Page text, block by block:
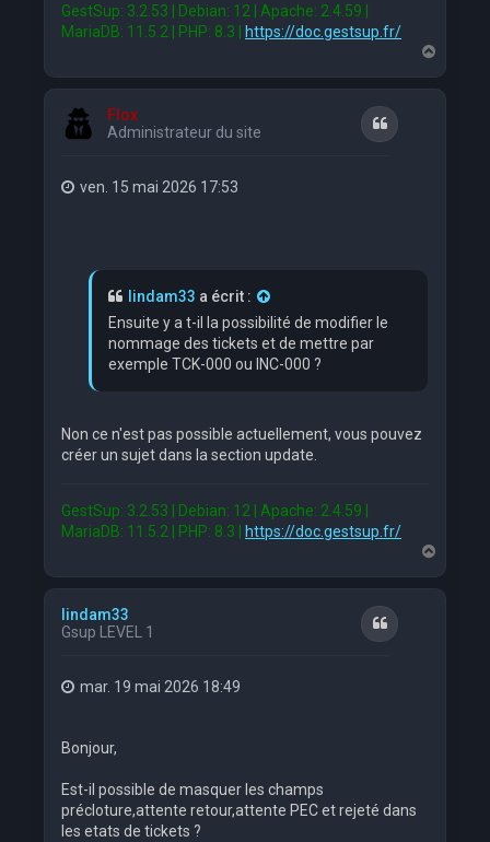
GestSup: 3.2.53 | Debian: 12 | Apache: 2.4.59 |
MariaDB: 11.5.2 | PHP: 8.3 |
https://doc.gestsup.fr/
a
Flox
Administrateur du site
Citation
ven. 15 mai 2026 17:53
lindam33 a écrit :
Ensuite y a t-il la possibilité de modifier le
nommage des tickets et de mettre par
exemple TCK-000 ou INC-000 ?
Non ce n'est pas possible actuellement, vous pouvez
créer un sujet dans la section update.
GestSup: 3.2.53 | Debian: 12 | Apache: 2.4.59 |
MariaDB: 11.5.2 | PHP: 8.3 |
https://doc.gestsup.fr/
a
u
lindam33
Gsup LEVEL 1
Citation
mar. 19 mai 2026 18:49
Bonjour,
Est-il possible de masquer les champs
précloture,attente retour,attente PEC et rejeté dans
les etats de tickets ?